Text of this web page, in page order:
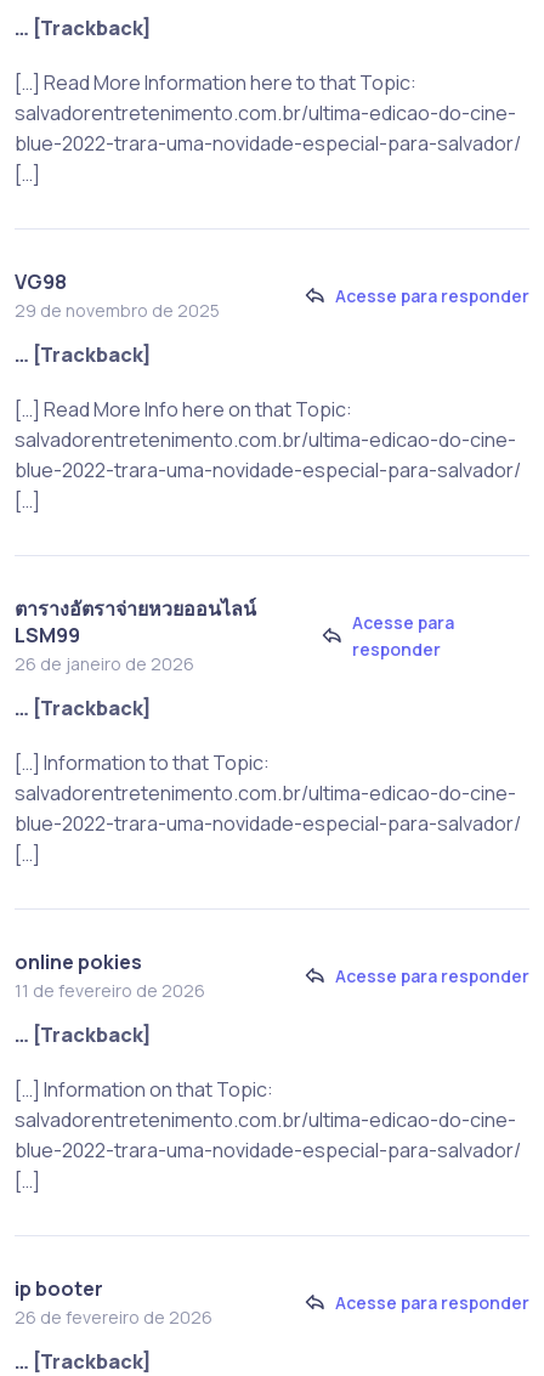
… [Trackback]
[…] Read More Information here to that Topic:
salvadorentretenimento.com.br/ultima-edicao-do-cine-
blue-2022-trara-uma-novidade-especial-para-salvador/
[…]
VG98
29 de novembro de 2025
Acesse para responder
… [Trackback]
[…] Read More Info here on that Topic:
salvadorentretenimento.com.br/ultima-edicao-do-cine-
blue-2022-trara-uma-novidade-especial-para-salvador/
[…]
ตารางอัตราจ่ายหวยออนไลน์
LSM99
26 de janeiro de 2026
Acesse para
responder
… [Trackback]
[…] Information to that Topic:
salvadorentretenimento.com.br/ultima-edicao-do-cine-
blue-2022-trara-uma-novidade-especial-para-salvador/
[…]
online pokies
11 de fevereiro de 2026
Acesse para responder
… [Trackback]
[…] Information on that Topic:
salvadorentretenimento.com.br/ultima-edicao-do-cine-
blue-2022-trara-uma-novidade-especial-para-salvador/
[…]
ip booter
26 de fevereiro de 2026
Acesse para responder
… [Trackback]